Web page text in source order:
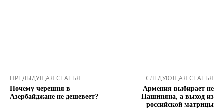
ПРЕДЫДУЩАЯ СТАТЬЯ
Почему черешня в
Азербайджане не дешевеет?
СЛЕДУЮЩАЯ СТАТЬЯ
Армения выбирает не
Пашиняна, а выход из
российской матрицы